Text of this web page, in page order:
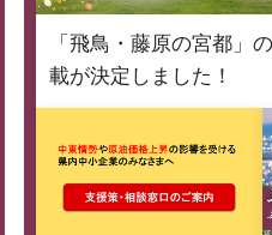
「飛鳥・藤原の宮都」
載が決定しました！